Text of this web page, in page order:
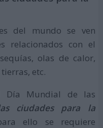
del mundo se ven
relacionados con el
olas de calor,
etc.
Día Mundial de las
ciudades para la
ello se requiere